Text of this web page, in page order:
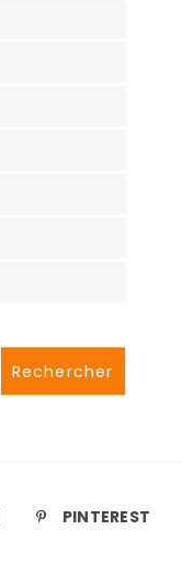
PINTEREST